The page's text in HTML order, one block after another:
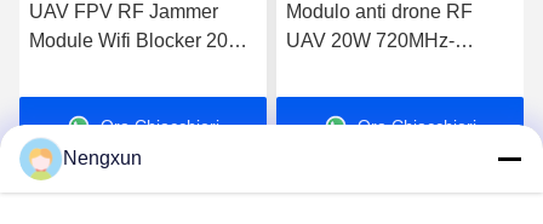
UAV FPV RF Jammer
Module Wifi Blocker 20W
Ora Chiacchieri
Modulo anti drone RF
UAV 20W 720MHz-
Drone Wifi Bluetooth
JammerOra Chiacchieri
Nengxun